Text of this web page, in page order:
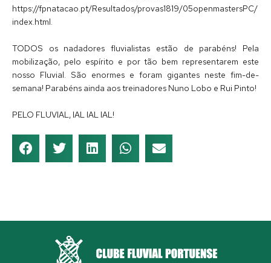
https://fpnatacao.pt/Resultados/provas1819/05openmastersPC/
index.html.
TODOS os nadadores fluvialistas estão de parabéns! Pela
mobilização, pelo espírito e por tão bem representarem este
nosso Fluvial. São enormes e foram gigantes neste fim-de-
semana! Parabéns ainda aos treinadores Nuno Lobo e Rui Pinto!
PELO FLUVIAL, IAL IAL IAL!